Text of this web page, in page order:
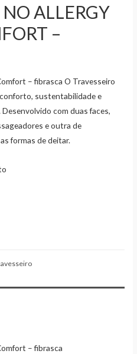
ALLERGY
–
– fibrasca O Travesseiro
sustentabilidade e
com duas faces,
e outra de
formas de deitar.
– fibrasca